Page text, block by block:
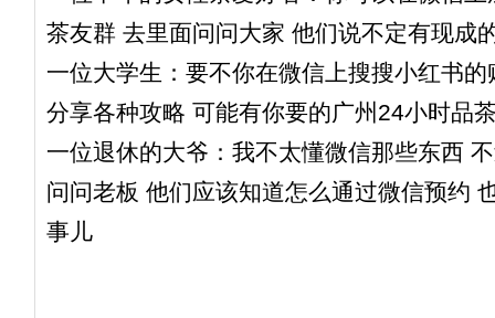
茶友群 去里面问问大家 他们说不定有现成
一位大学生 ：要不你在微信上搜搜小红书
分享各种攻略 可能有你要的广州24小时品
一位退休的大爷 ：我不太懂微信那些东西
问问老板 他们应该知道怎么通过微信预约
事儿